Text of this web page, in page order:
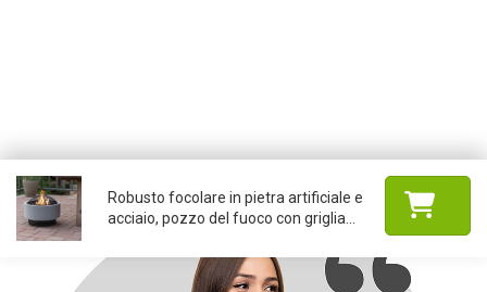
Robusto focolare in pietra artificiale e
acciaio, pozzo del fuoco con griglia...